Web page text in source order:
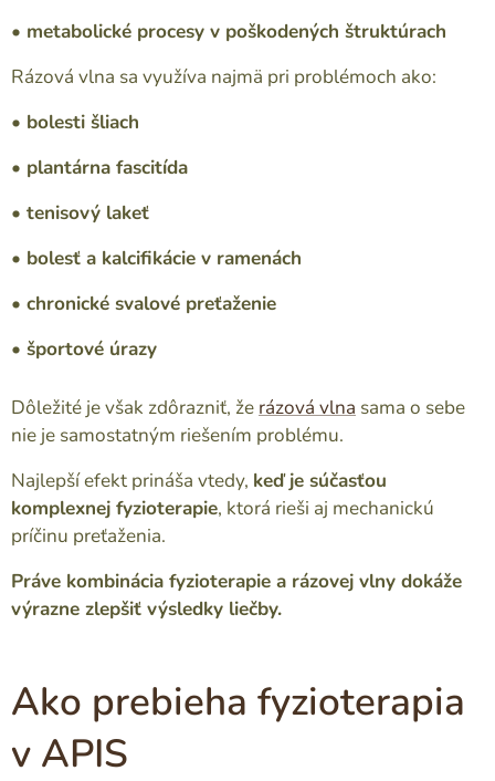
• metabolické procesy v poškodených štruktúrach
Rázová vlna sa využíva najmä pri problémoch ako:
• bolesti šliach
• plantárna fascitída
• tenisový lakeť
• bolesť a kalcifikácie v ramenách
• chronické svalové preťaženie
• športové úrazy
Dôležité je však zdôrazniť, že rázová vlna sama o sebe
nie je samostatným riešením problému.
Najlepší efekt prináša vtedy, keď je súčasťou
komplexnej fyzioterapie, ktorá rieši aj mechanickú
príčinu preťaženia.
Práve kombinácia fyzioterapie a rázovej vlny dokáže
výrazne zlepšiť výsledky liečby.
Ako prebieha fyzioterapia
v APIS